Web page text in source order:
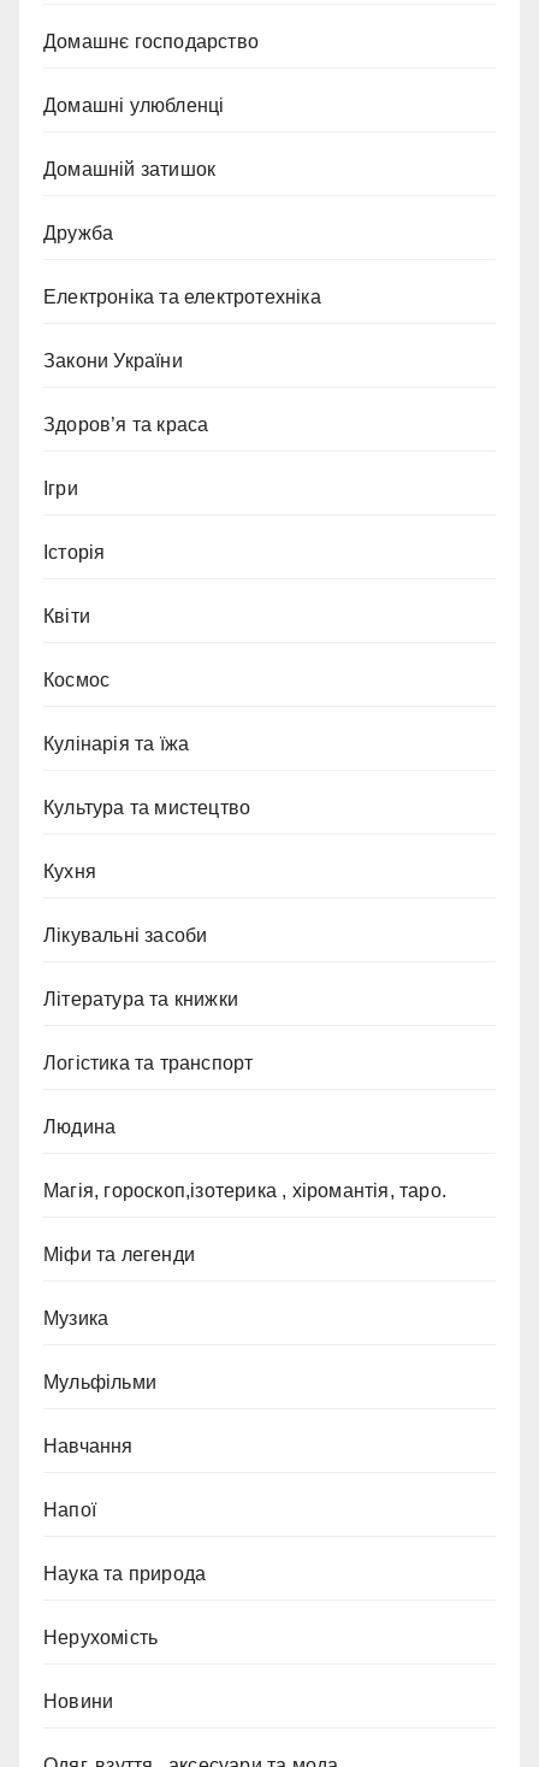
Домашнє господарство
Домашні улюбленці
Домашній затишок
Дружба
Електроніка та електротехніка
Закони України
Здоров’я та краса
Ігри
Історія
Квіти
Космос
Кулінарія та їжа
Культура та мистецтво
Кухня
Лікувальні засоби
Література та книжки
Логістика та транспорт
Людина
Магія, гороскоп,ізотерика , хіромантія, таро.
Міфи та легенди
Музика
Мульфільми
Навчання
Напої
Наука та природа
Нерухомість
Новини